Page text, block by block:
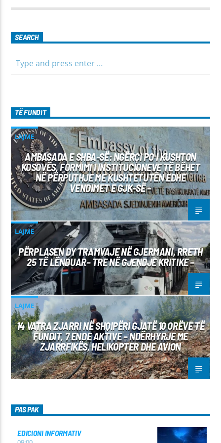
parashikimin e motit. Qëndroni me ne për informim të saktë,
SEARCH
TË FUNDIT
LAJME
AMBASADA E SHBA-SË: NGËRÇI PO I KUSHTON
KOSOVËS, FORMIMI I INSTITUCIONEVE TË BËHET
NË PËRPUTHJE ME KUSHTETUTËN EDHE
VENDIMET E GJK-SË –
LAJME
PËRPLASEN DY TRAMVAJE NË GJERMANI, RRETH
25 TË LËNDUAR– TRE NË GJENDJE KRITIKE –
LAJME
14 VATRA ZJARRI NË SHQIPËRI GJATË 10 ORËVE TË
FUNDIT, 7 ENDE AKTIVE – NDËRHYRJE ME
ZJARRFIKËS, HELIKOPTER DHE AVION
PAS PAK
EDICIONI INFORMATIV